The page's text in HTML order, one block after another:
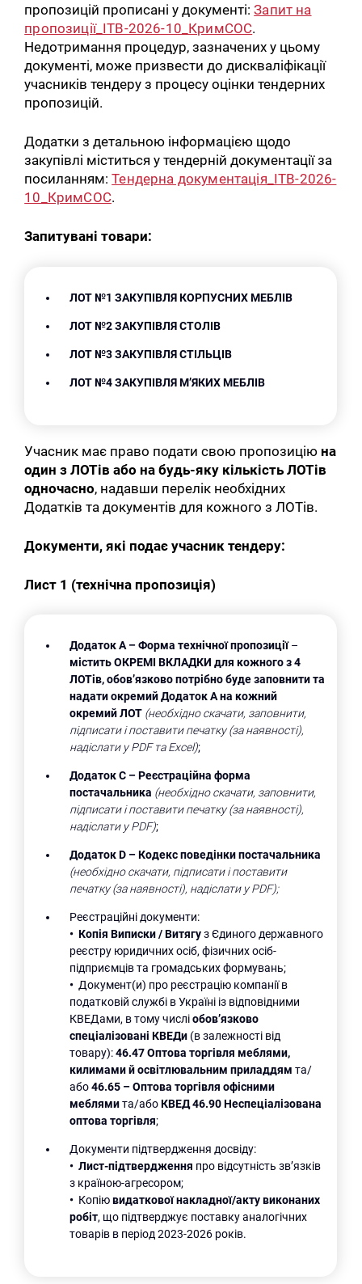
пропозицій прописані у документі:Запит на
пропозиції_ITB-2026-10_КримСОС.
Недотримання процедур, зазначених у цьому
документі, може призвести до дискваліфікації
учасників тендеру з процесу оцінки тендерних
пропозицій.
Додатки з детальною інформацією щодо
закупівлі міститься у тендерній документації за
посиланням:Тендерна документація_ITB-2026-
10_КримСОС.
Запитувані товари:
ЛОТ №1 ЗАКУПІВЛЯ КОРПУСНИХ МЕБЛІВ
ЛОТ №2 ЗАКУПІВЛЯ СТОЛІВ
ЛОТ №3 ЗАКУПІВЛЯ СТІЛЬЦІВ
ЛОТ №4 ЗАКУПІВЛЯ М’ЯКИХ МЕБЛІВ
Учасник має право подати свою пропозицію на
один з ЛОТів або на будь-яку кількість ЛОТів
одночасно, надавши перелік необхідних
Додатків та документів для кожного з ЛОТів.
Документи, які подає учасник тендеру:
Лист 1 (технічна пропозиція)
Додаток А –Форма технічної пропозиції–
містить ОКРЕМІ ВКЛАДКИ для кожного з 4
ЛОТів, обов’язково потрібно буде заповнити та
надати окремий Додаток А на кожний
окремий ЛОТ (необхідно скачати, заповнити,
підписати і поставити печатку (за наявності),
надіслати уPDFтаExcel);
Додаток С –Реєстраційна форма
постачальника (необхідно скачати, заповнити,
підписати і поставити печатку (за наявності),
надіслати у PDF);
Додаток D – Кодекс поведінки постачальника
(необхідно скачати, підписати і поставити
печатку (за наявності), надіслати у PDF);
Реєстраційні документи:
• Копія Виписки / Витягуз Єдиного державного
реєстру юридичних осіб, фізичних осіб-
підприємців та громадських формувань;
• Документ(и) про реєстрацію компанії в
податковій службі в Україні із відповідними
КВЕДами, в тому числіобов’язково
спеціалізовані КВЕДи (в залежності від
товару):46.47 Оптова торгівля меблями,
килимами й освітлювальним приладдямта/
або46.65 – Оптова торгівля офісними
меблямита/абоКВЕД 46.90 Неспеціалізована
оптова торгівля;
Документи підтвердження досвіду:
• Лист-підтвердження про відсутність зв’язків
з країною-агресором;
• Копіювидаткової накладної/акту виконаних
робіт, що підтверджує поставку аналогічних
товарів в період 2023-2026 років.